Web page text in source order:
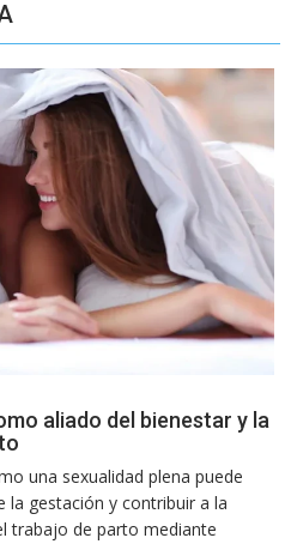
aliado del bienestar y la
una sexualidad plena puede
la gestación y contribuir a la
trabajo de parto mediante